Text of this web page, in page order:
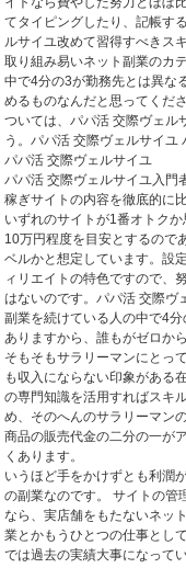
てタイピングしたり、記帳す
ルサイユ改めて習得すべきス
取り組み易いネット副業のカ
中で4分の3が勤務先とは異な
めるものなんだと思ってくだ
ついては、パパ活 交際ヴェル
う。パパ活 交際ヴェルサイユ
パパ活 交際ヴェルサイユ
パパ活 交際ヴェルサイユ入門
稼ぎサイトの内容を徹底的に
いずれのサイトが1番オトク
10万円程度を目安とするので
ベルかと想定しています。設
ィリエイトの特色ですので、
はないのです。パパ活 交際ヴ
副業を続けている人の中で4
ありますから、誰もがゼロか
そもそもサラリーマンにとっ
も収入にならない印象がある
の専門知識を活用すればスキ
め、そのへんのサラリーマン
商品の販売代金の二分の一が
くあります。
いうほど手をかけずとも利潤
の副業なのです。 サイトの管
なら、実店舗をもたないネッ
業とかもうひとつの仕事とし
では過去の実績大事になって